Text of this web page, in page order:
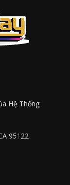
Hệ Thống
95122